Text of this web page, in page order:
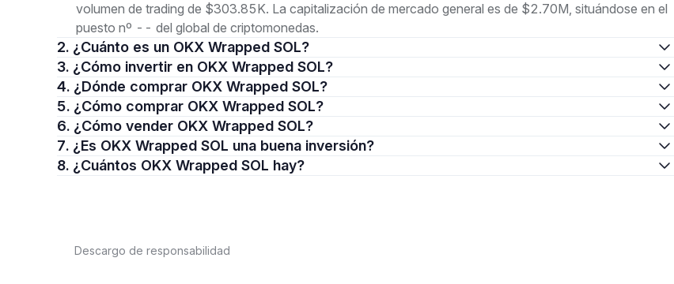
volumen de trading de $303.85K. La capitalización de mercado general es de $2.70M, situándose en el
puesto nº -- del global de criptomonedas.
2. ¿Cuánto es un OKX Wrapped SOL?
3. ¿Cómo invertir en OKX Wrapped SOL?
4. ¿Dónde comprar OKX Wrapped SOL?
5. ¿Cómo comprar OKX Wrapped SOL?
6. ¿Cómo vender OKX Wrapped SOL?
7. ¿Es OKX Wrapped SOL una buena inversión?
8. ¿Cuántos OKX Wrapped SOL hay?
Descargo de responsabilidad